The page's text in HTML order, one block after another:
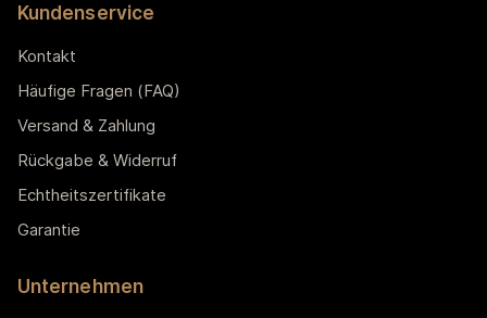
Kundenservice
Kontakt
Häufige Fragen (FAQ)
Versand & Zahlung
Rückgabe & Widerruf
Echtheitszertifikate
Garantie
Unternehmen